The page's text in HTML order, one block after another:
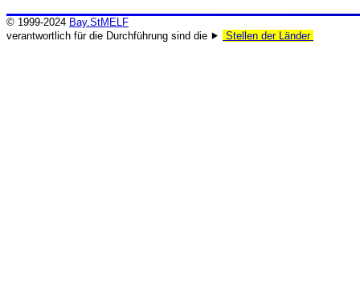
© 1999-2024 Bay.StMELF
verantwortlich für die Durchführung sind die ⯈
Stellen der Länder